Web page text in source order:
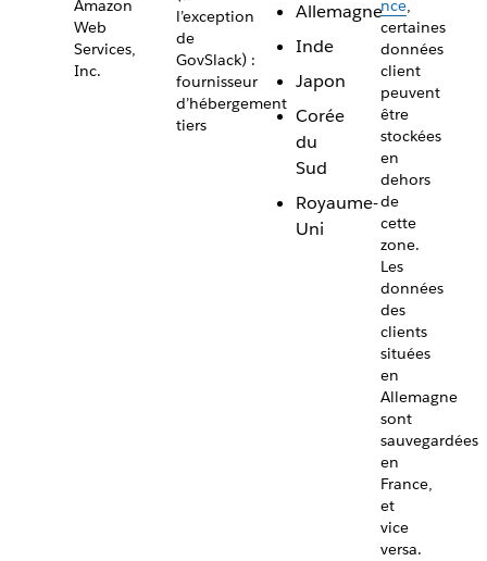
Amazon
Web
Services,
Inc.
l’exception
de
GovSlack) :
fournisseur
d’hébergement
tiers
Allemagne
Inde
Japon
Corée
du
Sud
Royaume-
Uni
nce,
certaines
données
client
peuvent
être
stockées
en
dehors
de
cette
zone.
Les
données
des
clients
situées
en
Allemagne
sont
sauvegardées
en
France,
et
vice
versa.